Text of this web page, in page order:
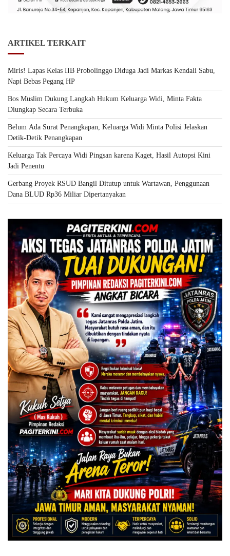
ARTIKEL TERKAIT
Miris! Lapas Kelas IIB Probolinggo Diduga Jadi Markas Kendali Sabu,
Napi Bebas Pegang HP
Bos Muslim Dukung Langkah Hukum Keluarga Widi, Minta Fakta
Diungkap Secara Terbuka
Belum Ada Surat Penangkapan, Keluarga Widi Minta Polisi Jelaskan
Detik-Detik Penangkapan
Keluarga Tak Percaya Widi Pingsan karena Kaget, Hasil Autopsi Kini
Jadi Penentu
Gerbang Proyek RSUD Bangil Ditutup untuk Wartawan, Penggunaan
Dana BLUD Rp36 Miliar Dipertanyakan